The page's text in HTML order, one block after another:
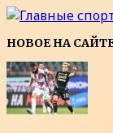
НОВОЕ НА